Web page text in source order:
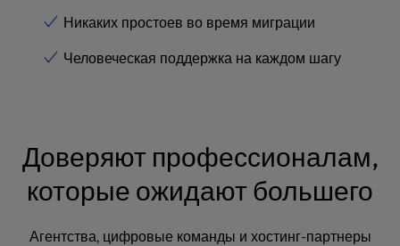
Никаких простоев во время миграции
Человеческая поддержка на каждом шагу
Доверяют профессионалам,
которые ожидают большего
Агентства, цифровые команды и хостинг-партнеры